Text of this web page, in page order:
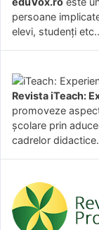
persoane
elevi, studenți etc..
Revista iTeach:
promoveze
şcolare prin
cadrelor didactice.